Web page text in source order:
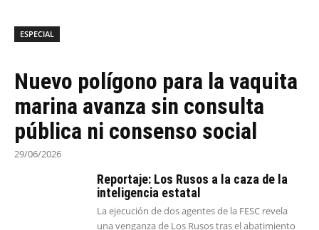
ESPECIAL
Nuevo polígono para la vaquita
marina avanza sin consulta
pública ni consenso social
29/06/2026
Reportaje: Los Rusos a la caza de la
inteligencia estatal
La ejecución de dos agentes de la FESC revela
una venganza de Los Rusos tras el abatimiento